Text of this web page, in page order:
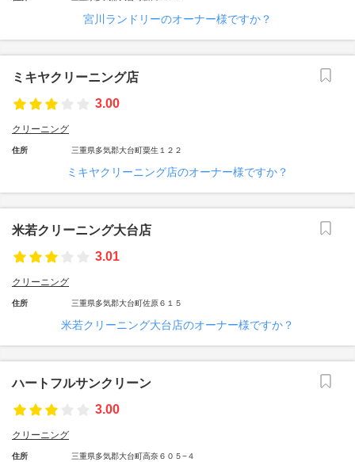
宮川ランドリーのオーナー様ですか？
ミキヤクリーニング店
3.00
クリーニング
住所 三重県多気郡大台町粟生１２２
ミキヤクリーニング店のオーナー様ですか？
米若クリーニング大台店
3.01
クリーニング
住所 三重県多気郡大台町佐原６１５
米若クリーニング大台店のオーナー様ですか？
ハートフルサンクリーン
3.00
クリーニング
住所 三重県多気郡大台町高奈６０５−４